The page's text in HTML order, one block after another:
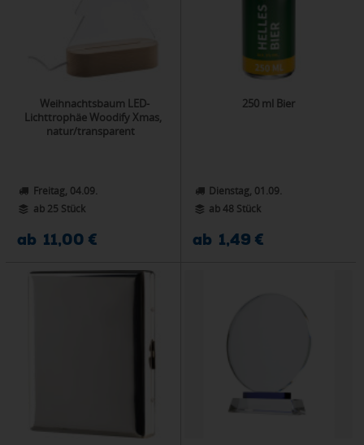
Weihnachtsbaum LED-
Lichttrophäe Woodify Xmas,
natur/transparent
Freitag, 04.09.
ab 25 Stück
ab 11,00 €
250 ml Bier
Dienstag, 01.09.
ab 48 Stück
ab 1,49 €